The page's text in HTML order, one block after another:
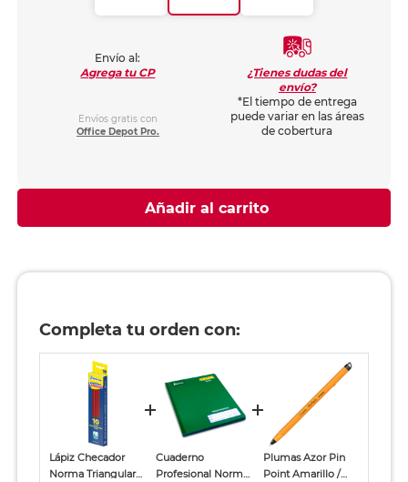
Envío al:
Agrega tu CP
Envíos gratis con
Office Depot Pro.
¿Tienes dudas del
envío?
*El tiempo de entrega
puede variar en las áreas
de cobertura
Añadir al carrito
Completa tu orden con:
Lápiz Checador
Norma Triangular
Cuaderno
Profesional Norma
Plumas Azor Pin
Point Amarillo /